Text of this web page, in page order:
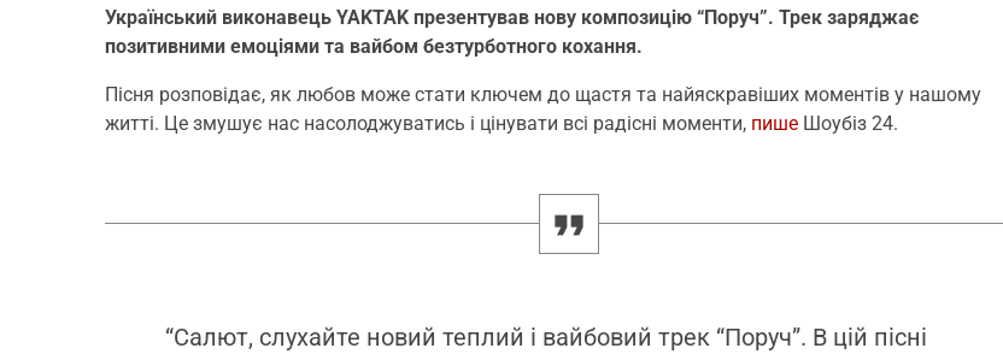
Український виконавець YAKTAK презентував нову композицію “Поруч”. Трек заряджає
позитивними емоціями та вайбом безтурботного кохання.
Пісня розповідає, як любов може стати ключем до щастя та найяскравіших моментів у нашому
житті. Це змушує нас насолоджуватись і цінувати всі радісні моменти, пише Шоубіз 24.
“Салют, слухайте новий теплий і вайбовий трек “Поруч”. В цій пісні